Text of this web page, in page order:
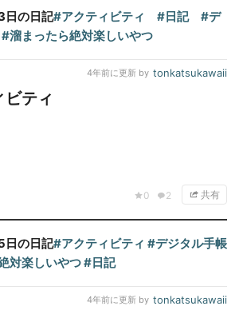
の日記#アクティビティ #日記
#デ
#溜まったら絶対楽しいやつ
4年前に更新 by tonkatsukawaii
0 2 共有
ティ
の日記#アクティビティ #デジタル手帳
対楽しいやつ#日記
4年前に更新 by tonkatsukawaii